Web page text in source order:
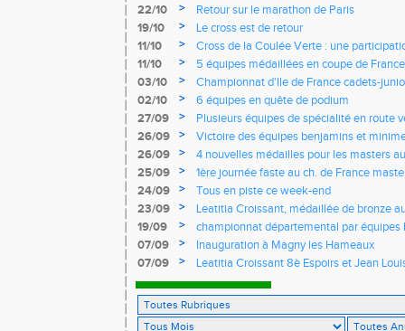
22/10
>
Retour sur le marathon de Paris
19/10
>
Le cross est de retour
11/10
>
Cross de la Coulée Verte : une
Rendez-vous !
11/10 >
5 équipes médaillées en coupe de France
03/10
>
Championnat d'Ile de France cadets-
l'EASQY victorieuses
02/10 >
6 équipes en quête de podium
27/09
>
Plusieurs équipes de spécialité en route
France
26/09 >
Victoire des équipes benjamins et
Yvelines
26/09 >
4 nouvelles médailles pour les masters
25/09
>
1ère journée faste au ch. de France
d'argent
24/09 >
Tous en piste ce week-end
23/09
>
Leatitia Croissant, médaillée de bronze
de course de montagne
19/09 >
championnat départemental par
07/09
>
Inauguration à Magny les Hameaux
07/09
>
Leatitia Croissant 8è Espoirs et Jean